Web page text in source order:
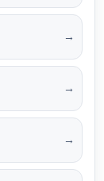
→
→
→